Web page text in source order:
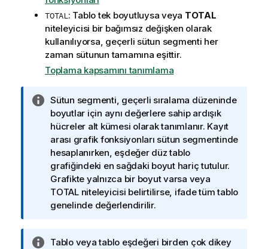
TOTAL: Tablo tek boyutluysa veya TOTAL
niteleyicisi bir bağımsız değişken olarak
kullanılıyorsa, geçerli sütun segmenti her
zaman sütunun tamamına eşittir.
Toplama kapsamını tanımlama
B
i
l
g
i
n
o
t
u
Sütun segmenti, geçerli sıralama düzeninde
boyutlar için aynı değerlere sahip ardışık
hücreler alt kümesi olarak tanımlanır. Kayıt
arası grafik fonksiyonları sütun segmentinde
hesaplanırken, eşdeğer düz tablo
grafiğindeki en sağdaki boyut hariç tutulur.
Grafikte yalnızca bir boyut varsa veya
TOTALniteleyicisi belirtilirse, ifade tüm tablo
genelinde değerlendirilir.
B
Tablo veya tablo eşdeğeri birden çok dikey